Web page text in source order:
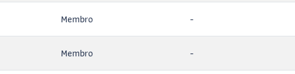
Membro -
Membro -